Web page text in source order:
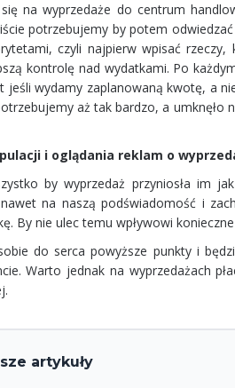
się na wyprzedaże do centrum
potrzebujemy by potem
czyli najpierw wpisać
kontrolę nad wydatkami. Po
jeśli wydamy zaplanowaną kwotę, a
aż tak bardzo, a
i oglądania reklam o
by wyprzedaż przyniosła im
na naszą podświadomość i
By nie ulec temu wpływowi
do serca powyższe punkty i
Warto jednak na wyprzedażach
artykuły